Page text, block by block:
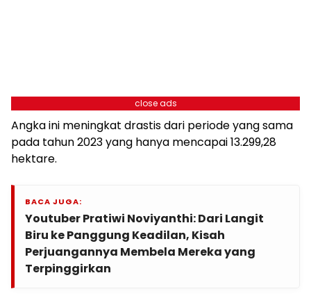
close ads
Angka ini meningkat drastis dari periode yang sama
pada tahun 2023 yang hanya mencapai 13.299,28
hektare.
BACA JUGA:
Youtuber Pratiwi Noviyanthi: Dari Langit
Biru ke Panggung Keadilan, Kisah
Perjuangannya Membela Mereka yang
Terpinggirkan